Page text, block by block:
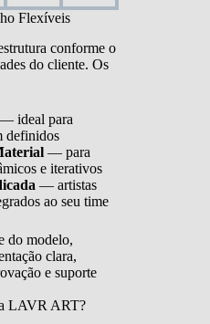
Flexíveis
conforme o
do cliente. Os
— ideal para
definidos
— para
e iterativos
— artistas
ao seu time
do modelo,
clara,
e suporte
LAVR ART?